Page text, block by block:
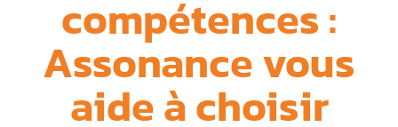
compétences :
Assonance vous
aide à choisir